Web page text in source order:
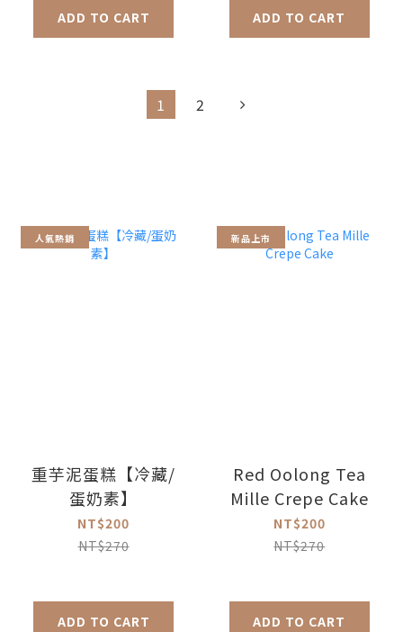
ADD TO CART ADD TO CART
1 2
人氣熱銷
重芋泥蛋糕【冷藏/
蛋奶素】
NT$200
NT$270
ADD TO CART
新品上市
Red Oolong Tea
Mille Crepe Cake
NT$200
NT$270
ADD TO CART